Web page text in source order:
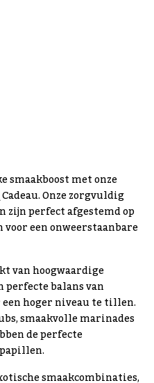
smaakboost met onze
Onze zorgvuldig
perfect afgestemd op
een onweerstaanbare
van hoogwaardige
balans van
hoger niveau te tillen.
smaakvolle marinades
de perfecte
smaakcombinaties,